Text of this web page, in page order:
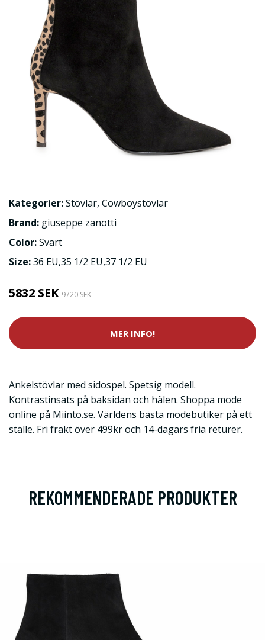
Kategorier:Stövlar, Cowboystövlar
Brand: giuseppe zanotti
Color:Svart
Size:36 EU,35 1/2 EU,37 1/2 EU
5832 SEK 9720 SEK
MER INFO!
Ankelstövlar med sidospel. Spetsig modell.
Kontrastinsats på baksidan och hälen. Shoppa mode
online på Miinto.se. Världens bästa modebutiker på ett
ställe. Fri frakt över 499kr och 14-dagars fria returer.
REKOMMENDERADE PRODUKTER